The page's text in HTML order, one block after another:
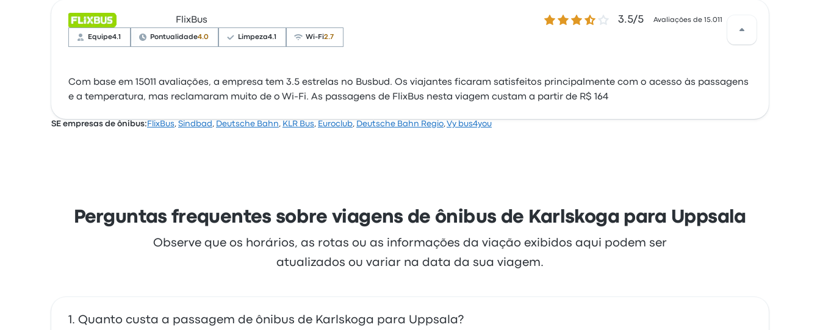
FlixBus 3.5 de 5 estrelas 3.5/5 Avaliações de 15.011
Equipe4.1 Pontualidade4.0 Limpeza4.1 Wi-Fi2.7
Com base em 15011 avaliações, a empresa tem 3.5 estrelas no Busbud. Os viajantes ficaram satisfeitos principalmente com o acesso às passagens
e a temperatura, mas reclamaram muito de o Wi‑Fi. As passagens de FlixBus nesta viagem custam a partir de R$ 164
SE empresas de ônibus: FlixBus, Sindbad , Deutsche Bahn, KLR Bus, Euroclub, Deutsche Bahn Regio,Vy bus4you
Perguntas frequentes sobre viagens de ônibus de Karlskoga para Uppsala
Observe que os horários, as rotas ou as informações da viação exibidos aqui podem ser
atualizados ou variar na data da sua viagem.
Quanto custa a passagem de ônibus de Karlskoga para Uppsala?